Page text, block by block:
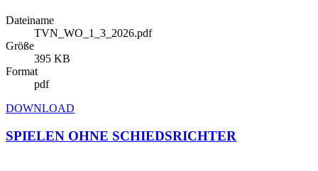
Dateiname
TVN_WO_1_3_2026.pdf
Größe
395 KB
Format
pdf
DOWNLOAD
SPIELEN OHNE SCHIEDSRICHTER